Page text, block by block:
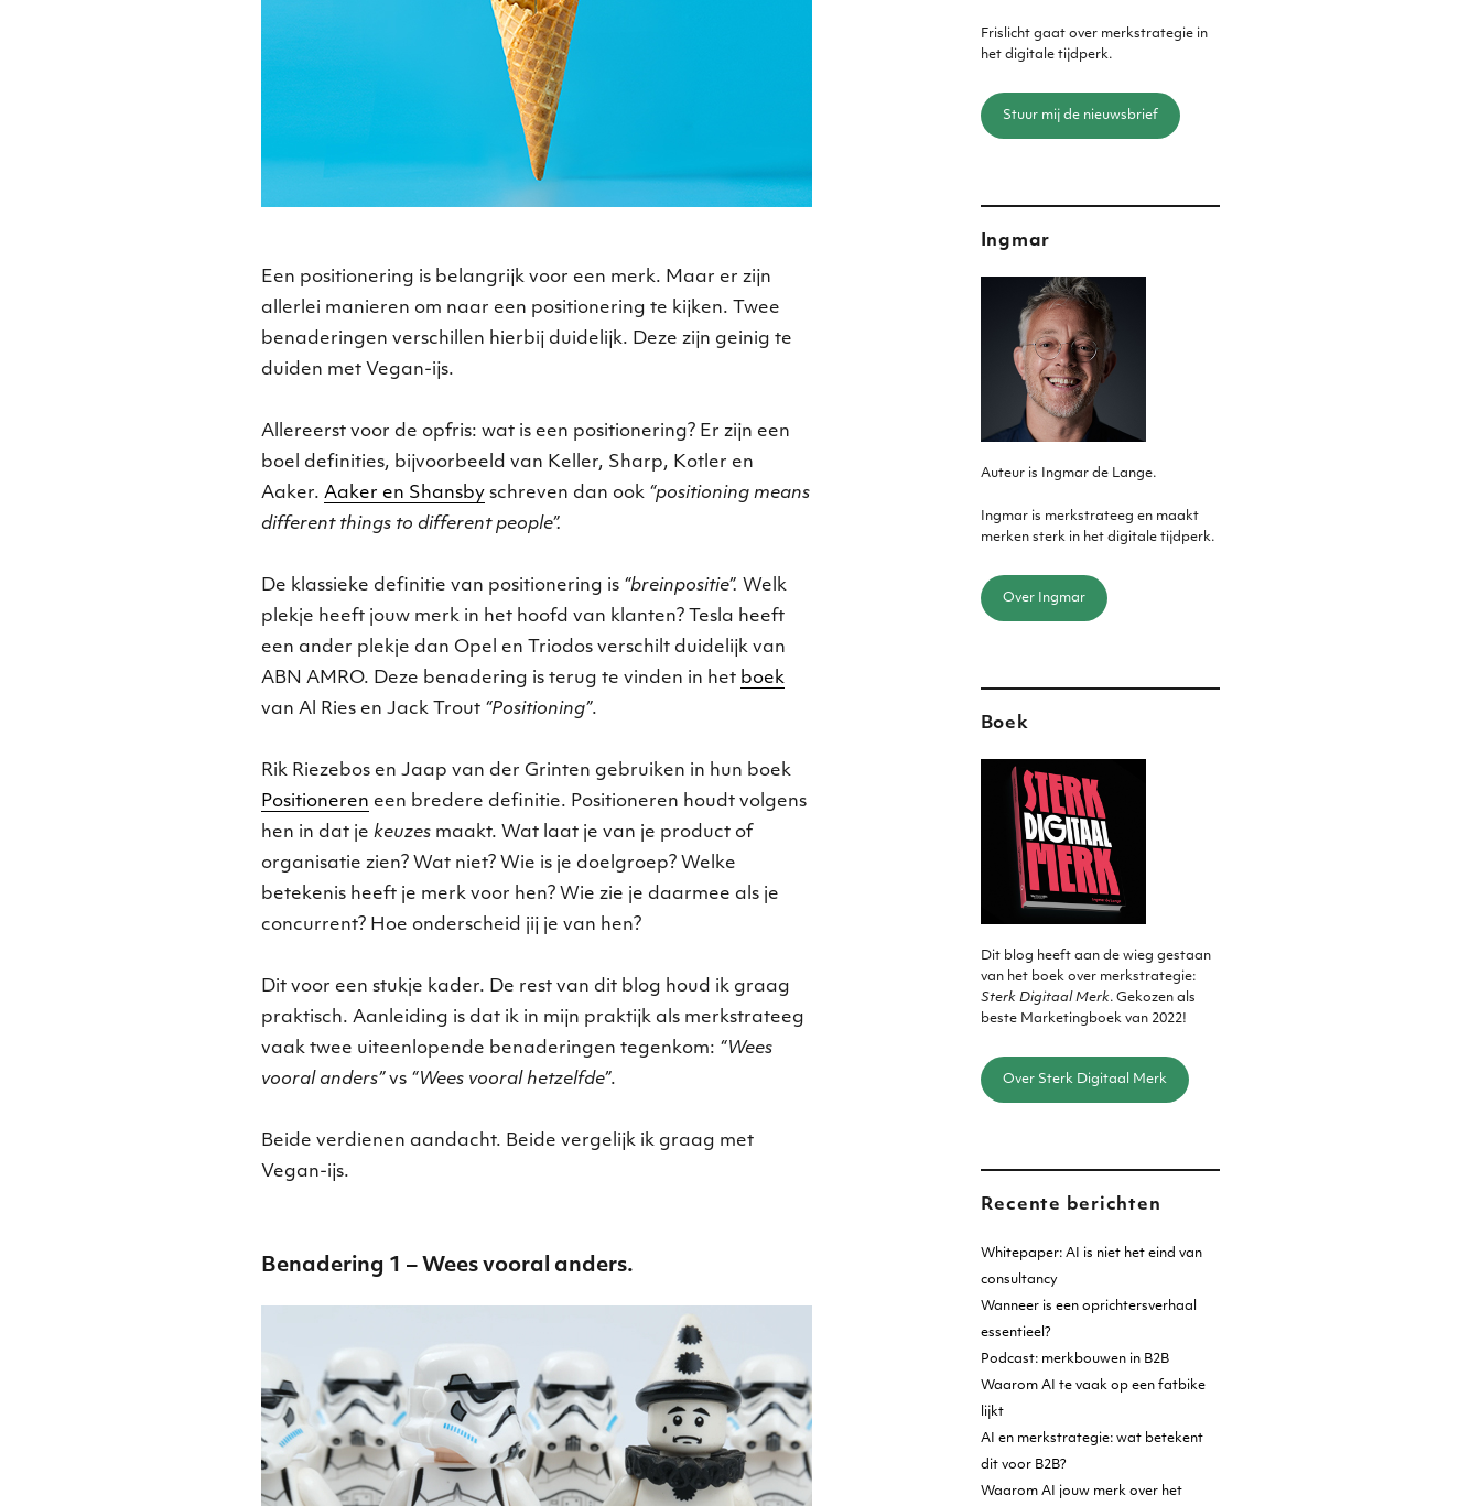
Een positionering is belangrijk voor een merk. Maar er zijn
allerlei manieren om naar een positionering te kijken. Twee
benaderingen verschillen hierbij duidelijk. Deze zijn geinig te
duiden met Vegan-ijs.
Allereerst voor de opfris: wat is een positionering? Er zijn een
boel definities, bijvoorbeeld van Keller, Sharp, Kotler en
Aaker. Aaker en Shansbyschreven dan ook “positioning means
different things to different people”.
De klassieke definitie van positionering is “breinpositie”. Welk
plekje heeft jouw merk in het hoofd van klanten? Tesla heeft
een ander plekje dan Opel en Triodos verschilt duidelijk van
ABN AMRO. Deze benadering is terug te vinden in het boek
van Al Ries en Jack Trout“Positioning”.
Rik Riezebos en Jaap van der Grinten gebruiken in hun boek
Positioneren een bredere definitie. Positioneren houdt volgens
hen in dat je keuzesmaakt. Wat laat je van je product of
organisatie zien? Wat niet? Wie is je doelgroep? Welke
betekenis heeft je merk voor hen? Wie zie je daarmee als je
concurrent? Hoe onderscheid jij je van hen?
Dit voor een stukje kader. De rest van dit blog houd ik graag
praktisch. Aanleiding is dat ik in mijn praktijk als merkstrateeg
vaak twee uiteenlopende benaderingen tegenkom: “Wees
vooral anders” vs“Wees vooral hetzelfde”.
Beide verdienen aandacht. Beide vergelijk ik graag met
Vegan-ijs.
Benadering 1 – Wees vooral anders.
Frislicht gaat over merkstrategie in
het digitale tijdperk.
Stuur mij de nieuwsbrief
Ingmar
Auteur is Ingmar de Lange.
Ingmar is merkstrateeg en maakt
merken sterk in het digitale tijdperk.
Over Ingmar
Boek
Dit blog heeft aan de wieg gestaan
van het boek over merkstrategie:
Sterk Digitaal Merk. Gekozen als
beste Marketingboek van 2022!
Over Sterk Digitaal Merk
Recente berichten
Whitepaper: AI is niet het eind van
consultancy
Wanneer is een oprichtersverhaal
essentieel?
Podcast: merkbouwen in B2B
Waarom AI te vaak op een fatbike
lijkt
AI en merkstrategie: wat betekent
dit voor B2B?
Waarom AI jouw merk over het